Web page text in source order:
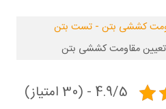
مقاومت کششی بتن
4.9/5 - (30 امتیاز)